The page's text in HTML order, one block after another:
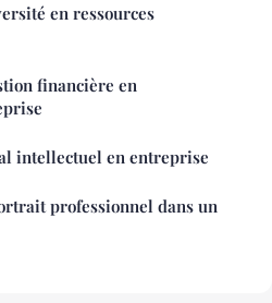
en ressources
financière en
intellectuel en entreprise
professionnel dans un